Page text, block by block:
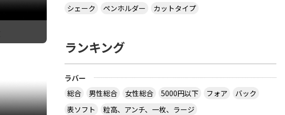
シェーク
ペンホルダー カットタイプ
ランキング
ラバー
総合
男性総合 女性総合 5000円以下 フォア
バック
表ソフト
粒高、アンチ、一枚、ラージ